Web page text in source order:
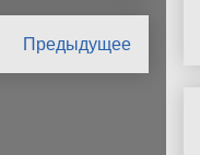
Предыдущее